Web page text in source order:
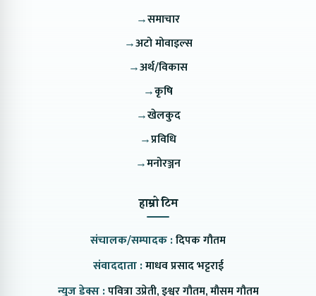
→समाचार
→अटो मोवाइल्स
→अर्थ/विकास
→कृषि
→खेलकुद
→प्रविधि
→मनोरञ्जन
हाम्रो टिम
संचालक/सम्पादक :दिपक गौतम
संवाददाता :माधव प्रसाद भट्टराई
न्युज डेक्स :पवित्रा उप्रेती, इश्वर गौतम, मौसम गौतम